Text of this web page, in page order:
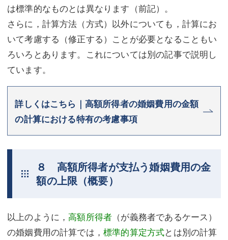
は標準的なものとは異なります（前記）。
さらに，計算方法（方式）以外についても，計算にお
いて考慮する（修正する）ことが必要となることもい
ろいろとあります。これについては別の記事で説明し
ています。
詳しくはこちら｜高額所得者の婚姻費用の金額
の計算における特有の考慮事項
８ 高額所得者が支払う婚姻費用の金
額の上限（概要）
以上のように，高額所得者 （が義務者であるケース）
の婚姻費用の計算では，標準的算定方式とは別の計算